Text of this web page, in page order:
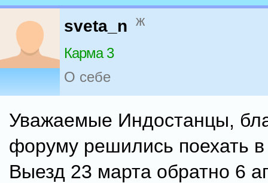
sveta_n ж
Карма 3
О себе
Уважаемые Индостанцы,
форуму решились поехать
Выезд 23 марта обратно 6